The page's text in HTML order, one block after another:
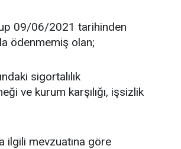
09/06/2021 tarihinden
ödenmemiş olan;
sigortalılık
ve kurum karşılığı, işsizlik
ilgili mevzuatına göre